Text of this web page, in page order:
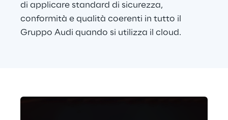
di applicare standard di sicurezza,
conformità e qualità coerenti in tutto il
Gruppo Audi quando si utilizza il cloud.